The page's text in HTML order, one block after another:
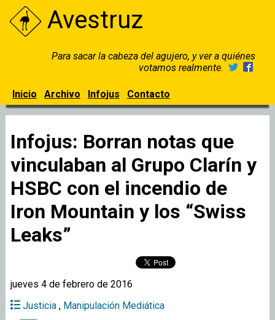
Avestruz
Para sacar la cabeza del agujero, y ver a quiénes
votamos realmente.
Inicio Archivo Infojus Contacto
Infojus: Borran notas que
vinculaban al Grupo Clarín y
HSBC con el incendio de
Iron Mountain y los “Swiss
Leaks”
jueves 4 de febrero de 2016
Justicia , Manipulación Mediática